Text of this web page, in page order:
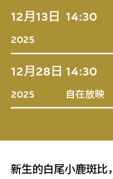
12月13日
2025
14:30
12月28日
2025
14:30
自在放映
新生的白尾小鹿斑比